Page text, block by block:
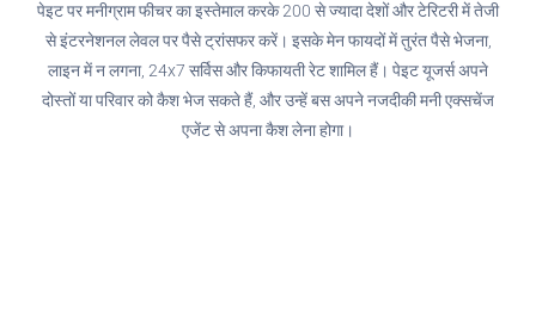
पेइट पर मनीग्राम फीचर का इस्तेमाल करके 200 से ज्यादा देशों और टेरिटरी में तेजी
से इंटरनेशनल लेवल पर पैसे ट्रांसफर करें। इसके मेन फायदों में तुरंत पैसे भेजना,
लाइन में न लगना, 24x7 सर्विस और किफायती रेट शामिल हैं। पेइट यूजर्स अपने
दोस्तों या परिवार को कैश भेज सकते हैं, और उन्हें बस अपने नजदीकी मनी एक्सचेंज
एजेंट से अपना कैश लेना होगा।